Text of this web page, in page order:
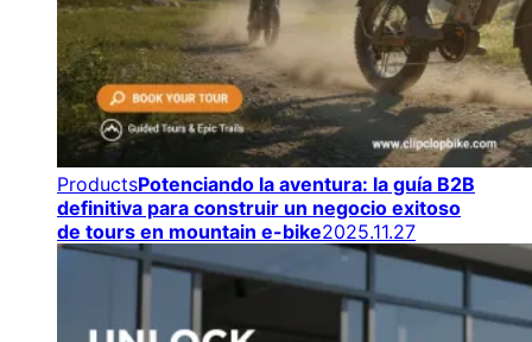
ProductsPotenciando la aventura: la guía B2B
definitiva para construir un negocio exitoso
de tours en mountain e-bike2025.11.27